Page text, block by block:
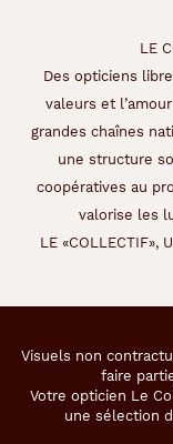
LE
Des opticiens
valeurs et
grandes chaînes
une structure
coopératives au
valorise les
LE «COLLECTIF»,
Visuels non
faire
Votre opticien Le
une sélection